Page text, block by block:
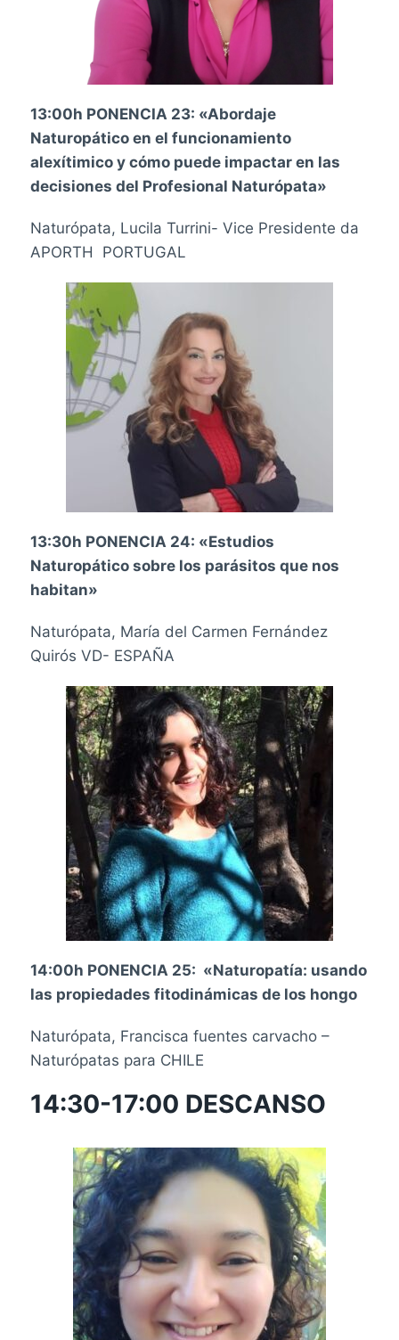
13:00h PONENCIA 23: «Abordaje
Naturopático en el funcionamiento
alexítimico y cómo puede impactar en las
decisiones del Profesional Naturópata»
Naturópata, Lucila Turrini- Vice Presidente da
APORTH PORTUGAL
13:30h PONENCIA 24: «Estudios
Naturopático sobre los parásitos que nos
habitan»
Naturópata, María del Carmen Fernández
Quirós VD- ESPAÑA
14:00h PONENCIA 25: «Naturopatía: usando
las propiedades fitodinámicas de los hongo
Naturópata, Francisca fuentes carvacho –
Naturópatas para CHILE
14:30-17:00 DESCANSO